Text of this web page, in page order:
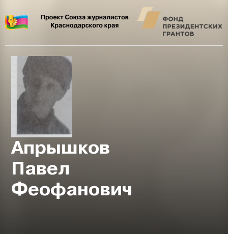
Апрышков
Павел
Феофанович